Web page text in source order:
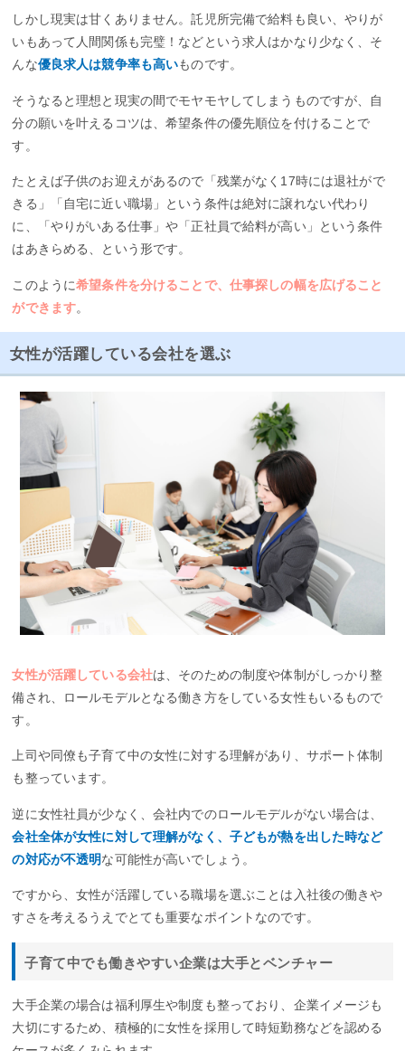
しかし現実は甘くありません。託児所完備で給料も良い、やりが
いもあって人間関係も完璧！などという求人はかなり少なく、そ
んな優良求人は競争率も高いものです。
そうなると理想と現実の間でモヤモヤしてしまうものですが、自
分の願いを叶えるコツは、希望条件の優先順位を付けることで
す。
たとえば子供のお迎えがあるので「残業がなく17時には退社がで
きる」「自宅に近い職場」という条件は絶対に譲れない代わり
に、「やりがいある仕事」や「正社員で給料が高い」という条件
はあきらめる、という形です。
このように希望条件を分けることで、仕事探しの幅を広げること
ができます。
女性が活躍している会社を選ぶ
女性が活躍している会社は、そのための制度や体制がしっかり整
備され、ロールモデルとなる働き方をしている女性もいるもので
す。
上司や同僚も子育て中の女性に対する理解があり、サポート体制
も整っています。
逆に女性社員が少なく、会社内でのロールモデルがない場合は、
会社全体が女性に対して理解がなく、子どもが熱を出した時など
の対応が不透明な可能性が高いでしょう。
ですから、女性が活躍している職場を選ぶことは入社後の働きや
すさを考えるうえでとても重要なポイントなのです。
子育て中でも働きやすい企業は大手とベンチャー
大手企業の場合は福利厚生や制度も整っており、企業イメージも
大切にするため、積極的に女性を採用して時短勤務などを認める